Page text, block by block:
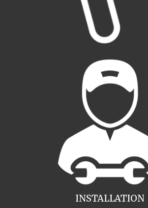
INSTALLATION